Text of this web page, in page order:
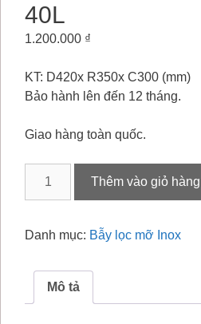
40L
1.200.000 ₫
KT: D420x R350x C300 (mm)
Bảo hành lên đến 12 tháng.
Giao hàng toàn quốc.
Inox
số
lượng
Thêm vào giỏ hàng
Danh mục: Bẫy lọc mỡ Inox
Mô tả